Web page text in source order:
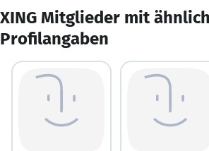
XING Mitglieder mit
Profilangaben